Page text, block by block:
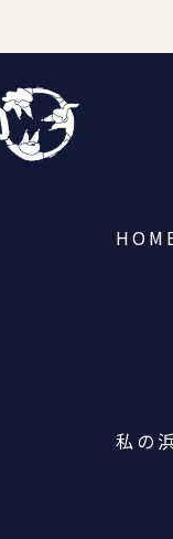
私の